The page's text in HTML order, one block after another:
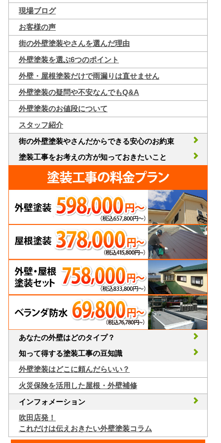
現場ブログ
お客様の声
街の外壁塗装やさんを選んだ理由
外壁塗装を選ぶ6つのポイント
外壁・屋根塗装だけで雨漏りは直せません
外壁塗装の疑問や不安なんでもQ&A
外壁塗装のお値段について
スタッフ紹介
街の外壁塗装やさんだからできる安心のお約束
塗装工事をお考えの方が知っておきたいこと
あなたの外壁はどのタイプ？
知って得する塗装工事の豆知識
外壁塗装はどこに頼んだらいい？
火災保険を活用した屋根・外壁補修
インフォメーション
吹田店発！
これだけは伝えおきたい外壁塗装コラム